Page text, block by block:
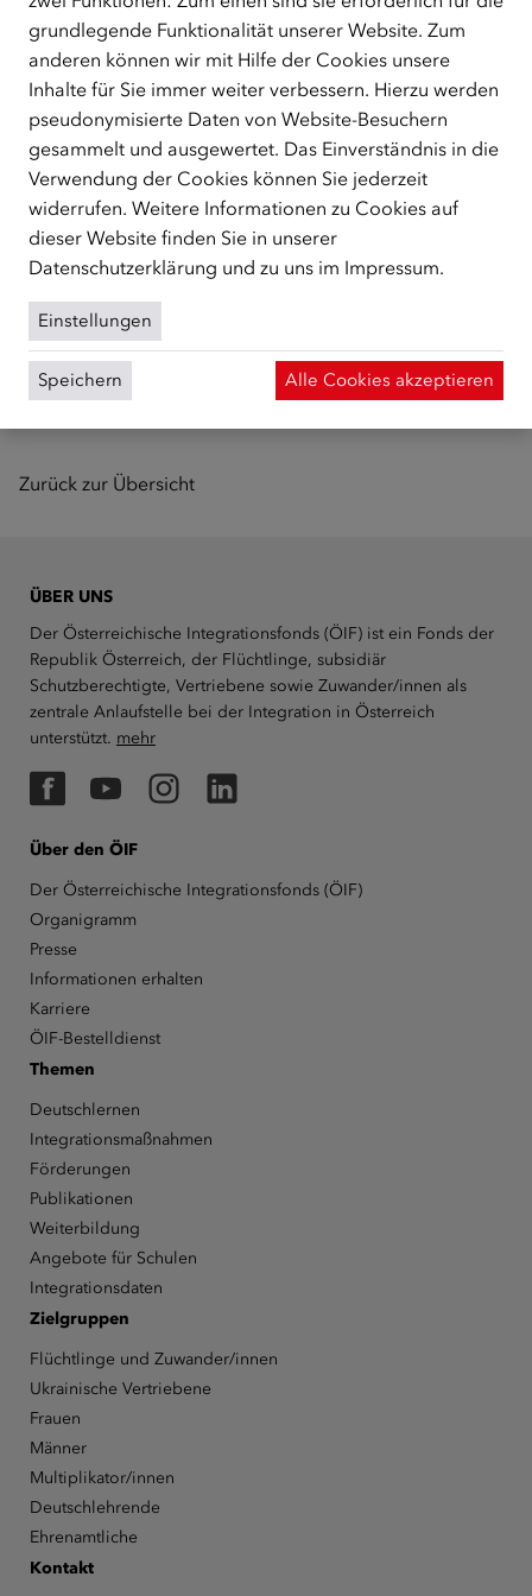
Mit dem Forschungspreis Integration zeichnet der
Österreichische Integrationsfonds (ÖIF) bereits seit dem
Jahr 2005 Bachelor-, Diplom- oder Masterarbeiten und
Dissertationen im Bereich der Integration von
Migrant/innen sowie Flüchtlingen aus. Eingereicht
werden können wissenschaftliche Arbeiten in deutscher
oder englischer Sprache. Der Studienabschluss der
einreichenden Personen darf höchstens zwei Jahre
zurückliegen und muss an einer österreichischen
Universität oder Fachhochschule erfolgt sein. Über die
Vergabe des Preises entscheidet eine Jury aus
Expert/innen im Integrationsbereich. Weitere
Informationen zum ÖIF-Forschungspreis und der
Einreichung sind auf der
Website des ÖIFverfügbar.
Zurück zur Übersicht
ÜBER UNS
Der Österreichische Integrationsfonds (ÖIF) ist ein Fonds der
Republik Österreich, der Flüchtlinge, subsidiär
Schutzberechtigte, Vertriebene sowie Zuwander/innen als
zentrale Anlaufstelle bei der Integration in Österreich
unterstützt. mehr
FacebookYouTubeInstagramLinkedIn
Über den ÖIF
Der Österreichische Integrationsfonds (ÖIF)
Organigramm
Presse
Informationen erhalten
Karriere
ÖIF-Bestelldienst
Themen
Deutschlernen
Integrationsmaßnahmen
Förderungen
Publikationen
Weiterbildung
Angebote für Schulen
Integrationsdaten
Zielgruppen
Flüchtlinge und Zuwander/innen
Ukrainische Vertriebene
Frauen
Männer
Multiplikator/innen
Deutschlehrende
Ehrenamtliche
Kontakt
grundlegende Funktionalität unserer Website. Zum
anderen können wir mit Hilfe der Cookies unsere
Inhalte für Sie immer weiter verbessern. Hierzu werden
pseudonymisierte Daten von Website-Besuchern
gesammelt und ausgewertet. Das Einverständnis in die
Verwendung der Cookies können Sie jederzeit
widerrufen. Weitere Informationen zu Cookies auf
dieser Website finden Sie in unserer
Datenschutzerklärung und zu uns im Impressum.
Einstellungen
Speichern Alle Cookies akzeptieren